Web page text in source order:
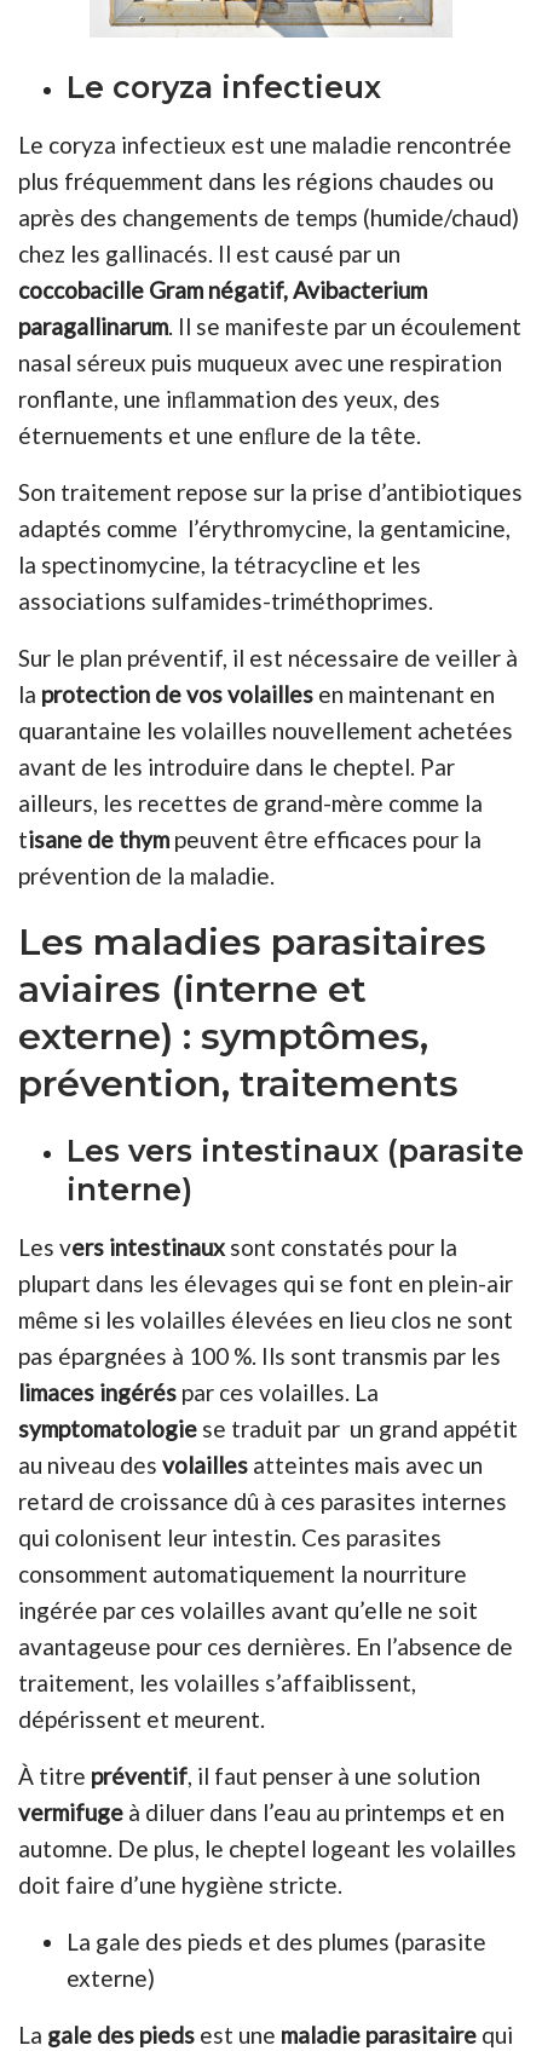
Le coryza infectieux
Le coryza infectieux est une maladie rencontrée
plus fréquemment dans les régions chaudes ou
après des changements de temps (humide/chaud)
chez les gallinacés. Il est causé par un
coccobacille Gram négatif, Avibacterium
paragallinarum. Il se manifeste par un écoulement
nasal séreux puis muqueux avec une respiration
ronflante, une inﬂammation des yeux, des
éternuements et une enﬂure de la tête.
Son traitement repose sur la prise d’antibiotiques
adaptés comme l’érythromycine, la gentamicine,
la spectinomycine, la tétracycline et les
associations sulfamides-triméthoprimes.
Sur le plan préventif, il est nécessaire de veiller à
la protection de vos volailles en maintenant en
quarantaine les volailles nouvellement achetées
avant de les introduire dans le cheptel. Par
ailleurs, les recettes de grand-mère comme la
tisane de thym peuvent être efficaces pour la
prévention de la maladie.
Les maladies parasitaires
aviaires (interne et
externe) : symptômes,
prévention, traitements
Les vers intestinaux (parasite
interne)
Les vers intestinaux sont constatés pour la
plupart dans les élevages qui se font en plein-air
même si les volailles élevées en lieu clos ne sont
pas épargnées à 100 %. Ils sont transmis par les
limaces ingérés par ces volailles. La
symptomatologie se traduit par un grand appétit
au niveau des volailles atteintes mais avec un
retard de croissance dû à ces parasites internes
qui colonisent leur intestin. Ces parasites
consomment automatiquement la nourriture
ingérée par ces volailles avant qu’elle ne soit
avantageuse pour ces dernières. En l’absence de
traitement, les volailles s’affaiblissent,
dépérissent et meurent.
À titre préventif, il faut penser à une solution
vermifuge à diluer dans l’eau au printemps et en
automne. De plus, le cheptel logeant les volailles
doit faire d’une hygiène stricte.
La gale des pieds et des plumes (parasite
externe)
La gale des pieds est une maladie parasitaire qui